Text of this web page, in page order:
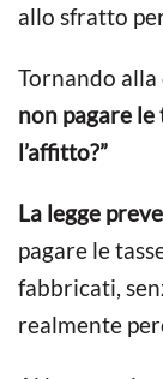
allo sfratto
Tornando
non pagare le
l’affitto?”
La legge
pagare le
fabbricati,
realmente